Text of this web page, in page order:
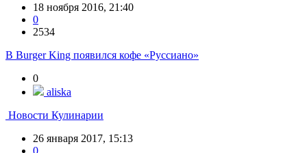
18 ноября 2016, 21:40
0
2534
В Burger King появился кофе «Руссиано»
0
aliska
Новости Кулинарии
26 января 2017, 15:13
0